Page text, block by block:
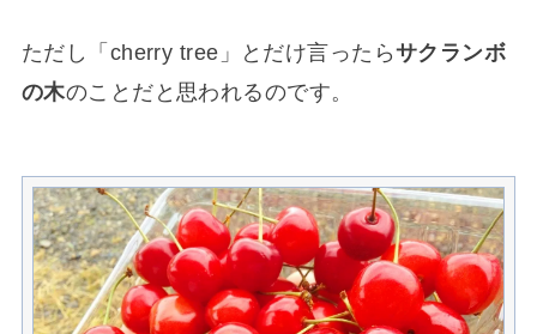
ただし「cherry tree」とだけ言ったらサクランボ
の木のことだと思われるのです。